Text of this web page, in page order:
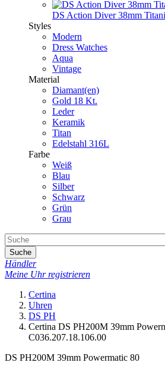
DS Action Diver 38mm
Styles
Modern
Dress Watches
Aqua
Vintage
Material
Diamant(en)
Gold 18 Kt.
Leder
Keramik
Titan
Edelstahl 316L
Farbe
Weiß
Blau
Silber
Schwarz
Grün
Grau
Suche
Händler
Meine Uhr registrieren
Certina
Uhren
DS PH
Certina DS PH200M 39mm
C036.207.18.106.00
DS PH200M 39mm Powermatic 80